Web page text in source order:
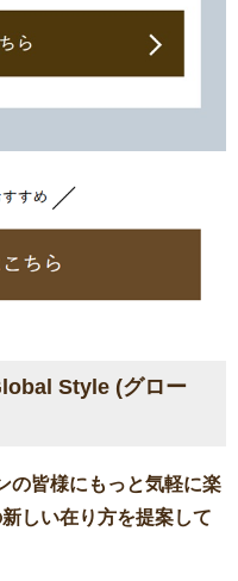
Style (グロー
の皆様にもっと気軽に楽
しい在り方を提案して